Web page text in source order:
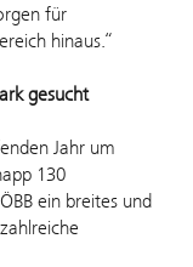
für
hinaus.“
gesucht
Jahr um
130
ein breites und